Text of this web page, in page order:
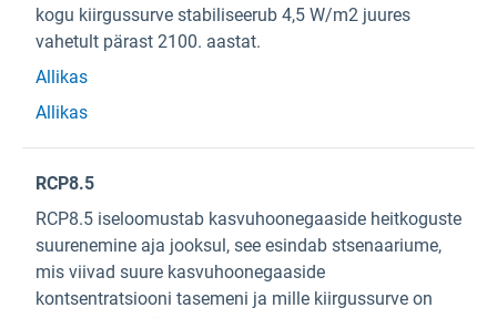
kogu kiirgussurve stabiliseerub 4,5 W/m2 juures
vahetult pärast 2100. aastat.
Allikas
Allikas
RCP8.5
RCP8.5 iseloomustab kasvuhoonegaaside heitkoguste
suurenemine aja jooksul, see esindab stsenaariume,
mis viivad suure kasvuhoonegaaside
kontsentratsiooni tasemeni ja mille kiirgussurve on